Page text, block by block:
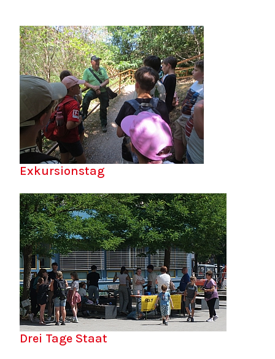
Exkursionstag
Drei Tage Staat